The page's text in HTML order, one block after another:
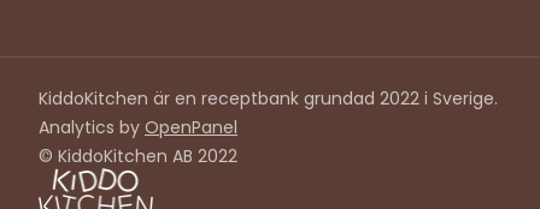
KiddoKitchen är en receptbank grundad 2022 i Sverige.
Analytics by OpenPanel
© KiddoKitchen AB 2022